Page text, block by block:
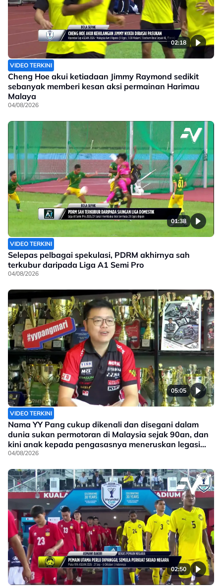
02:18
VIDEO TERKINI
Cheng Hoe akui ketiadaan Jimmy Raymond sedikit
sebanyak memberi kesan aksi permainan Harimau
Malaya
04/08/2026
01:38
VIDEO TERKINI
Selepas pelbagai spekulasi, PDRM akhirnya sah
terkubur daripada Liga A1 Semi Pro
04/08/2026
05:05
VIDEO TERKINI
Nama YY Pang cukup dikenali dan disegani dalam
dunia sukan permotoran di Malaysia sejak 90an, dan
kini anak kepada pengasasnya meneruskan legasi
yang telah ditinggalkan
04/08/2026
02:50